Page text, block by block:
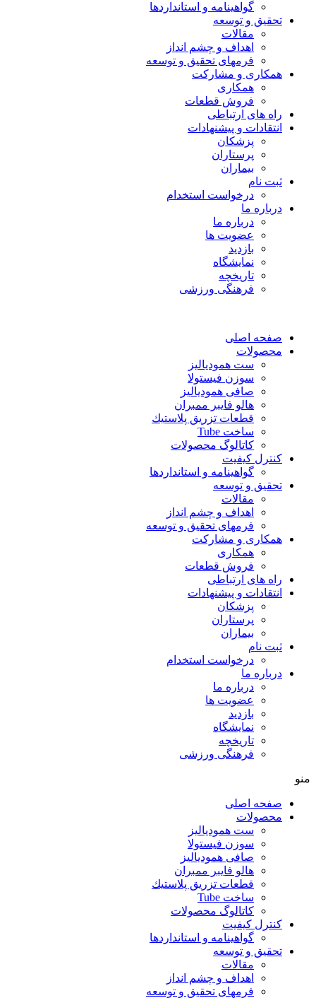
گواهينامه و استانداردها
تحقيق و توسعه
مقالات
اهداف و چشم انداز
فرمهای تحقیق و توسعه
همکاری و مشارکت
همکاری
فروش قطعات
راه های ارتباطی
انتقادات و پيشنهادات
پزشكان
پرستاران
بيماران
ثبت نام
درخواست استخدام
درباره ما
درباره ما
عضویت ها
بازدید
نمایشگاه
تاريخچه
فرهنگی ورزشی
صفحه اصلی
محصولات
ست همودیالیز
سوزن فیستولا
صافی همودیالیز
هالو فایبر ممبران
قطعات تزريق پلاستيك
ساخت Tube
کاتالوگ محصولات
کنترل کیفیت
گواهينامه و استانداردها
تحقيق و توسعه
مقالات
اهداف و چشم انداز
فرمهای تحقیق و توسعه
همکاری و مشارکت
همکاری
فروش قطعات
راه های ارتباطی
انتقادات و پيشنهادات
پزشكان
پرستاران
بيماران
ثبت نام
درخواست استخدام
درباره ما
درباره ما
عضویت ها
بازدید
نمایشگاه
تاريخچه
فرهنگی ورزشی
منو
صفحه اصلی
محصولات
ست همودیالیز
سوزن فیستولا
صافی همودیالیز
هالو فایبر ممبران
قطعات تزريق پلاستيك
ساخت Tube
کاتالوگ محصولات
کنترل کیفیت
گواهينامه و استانداردها
تحقيق و توسعه
مقالات
اهداف و چشم انداز
فرمهای تحقیق و توسعه